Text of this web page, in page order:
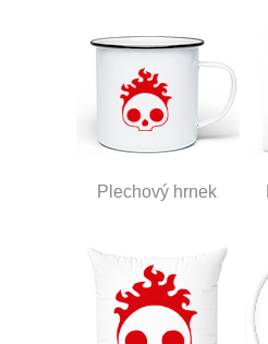
Plechový hrnek